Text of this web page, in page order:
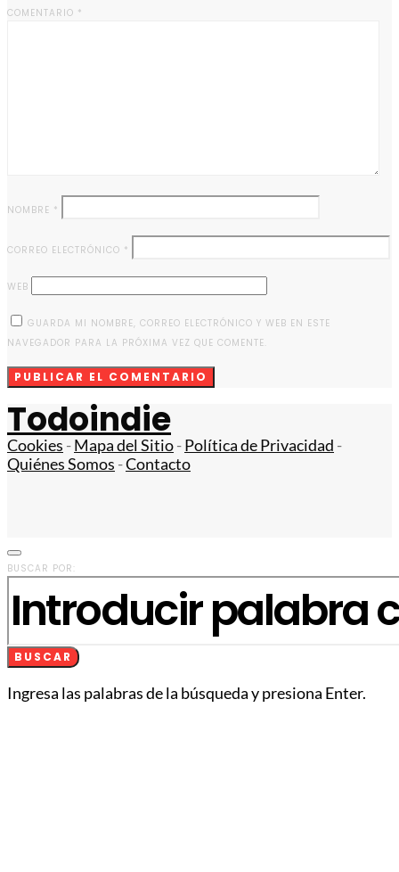
COMENTARIO *
NOMBRE *
CORREO ELECTRÓNICO *
WEB
GUARDA MI NOMBRE, CORREO ELECTRÓNICO Y WEB EN ESTE
NAVEGADOR PARA LA PRÓXIMA VEZ QUE COMENTE.
Todoindie
Cookies -Mapa del Sitio-Política de Privacidad -
Quiénes Somos -Contacto
BUSCAR POR:
BUSCAR
Ingresa las palabras de la búsqueda y presiona Enter.